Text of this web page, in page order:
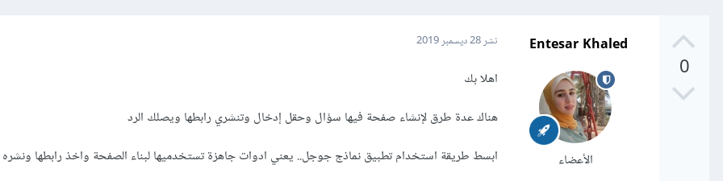
0
Entesar Khaled
الأعضاء
نشر28 ديسمبر 2019
اهلا بك
هناك عدة طرق لإنشاء صفحة فيها سؤال وحقل إدخال وتنشري رابطها ويصلك الرد
ابسط طريقة استخدام تطبيق نماذج جوجل.. يعني ادوات جاهزة تستخدميها لبناء الصفحة واخذ رابطها ونشره